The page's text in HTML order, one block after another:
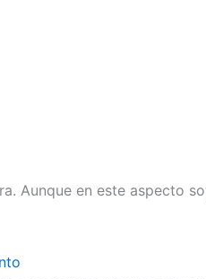
Aunque en este aspecto